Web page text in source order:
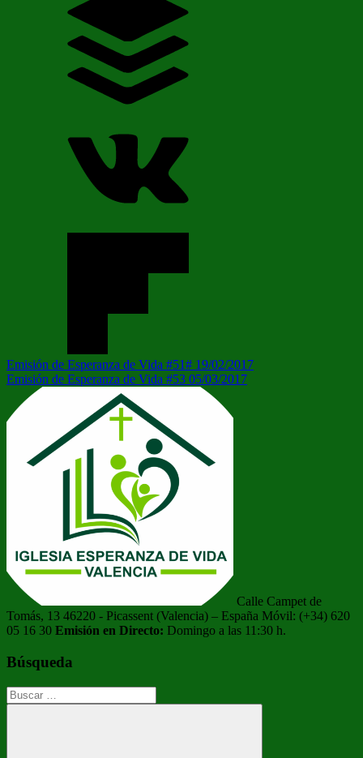
Navegación
de
entradas
Entrada
anterior:
Emisión de Esperanza de Vida #51# 19/02/2017
Siguiente
entrada:
Emisión de Esperanza de Vida #53 05/03/2017
Calle Campet de
Tomás, 13 46220 - Picassent (Valencia) – España Móvil: (+34) 620
05 16 30 Emisión en Directo: Domingo a las 11:30 h.
Búsqueda
Buscar: